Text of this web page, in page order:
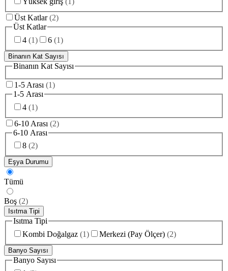
Üst Katlar (2)
Üst Katlar
4 (1) 6 (1)
Binanın Kat Sayısı
Binanın Kat Sayısı
1-5 Arası (1)
1-5 Arası
4 (1)
6-10 Arası (2)
6-10 Arası
8 (2)
Eşya Durumu
Tümü
Boş (2)
Isıtma Tipi
Isıtma Tipi
Kombi Doğalgaz (1) Merkezi (Pay Ölçer) (2)
Banyo Sayısı
Banyo Sayısı